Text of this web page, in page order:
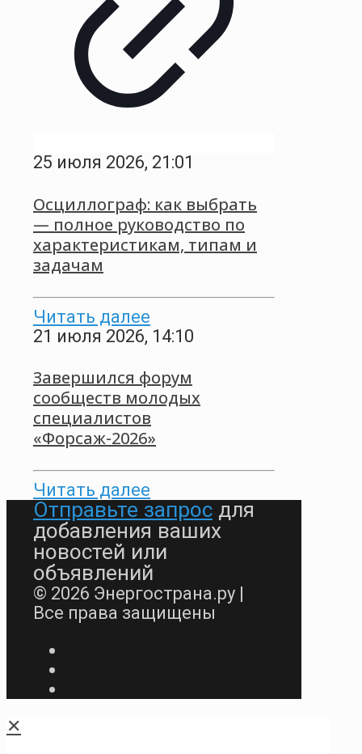
25 июля 2026, 21:01
Осциллограф: как выбрать
— полное руководство по
характеристикам, типам и
задачам
Читать далее
21 июля 2026, 14:10
Завершился форум
сообществ молодых
специалистов
«Форсаж-2026»
Читать далее
Отправьте запрос для
добавления ваших
новостей или
объявлений
© 2026 Энергострана.ру |
Все права защищены
✕